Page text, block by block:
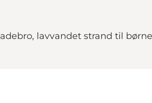
lavvandet strand til